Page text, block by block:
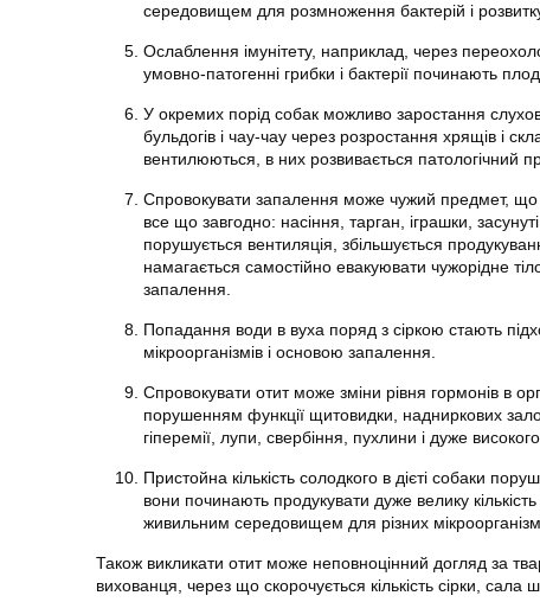
середовищем для розмноження бактерій і
Ослаблення імунітету, наприклад, через
умовно-патогенні грибки і бактерії починають
У окремих порід собак можливо заростання
бульдогів і чау-чау через розростання хрящів і
вентилюються, в них розвивається патологічний
Спровокувати запалення може чужий предмет,
все що завгодно: насіння, тарган, іграшки,
порушується вентиляція, збільшується
намагається самостійно евакуювати чужорідне
запалення.
Попадання води в вуха поряд з сіркою стають
мікроорганізмів і основою запалення.
Спровокувати отит може зміни рівня гормонів в
порушенням функції щитовидки, надниркових
гіперемії, лупи, свербіння, пухлини і дуже
Пристойна кількість солодкого в дієті собаки
вони починають продукувати дуже велику
живильним середовищем для різних
Також викликати отит може неповноцінний догляд за
вихованця, через що скорочується кількість сірки, сала